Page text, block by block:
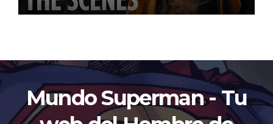
Mundo Superman - Tu